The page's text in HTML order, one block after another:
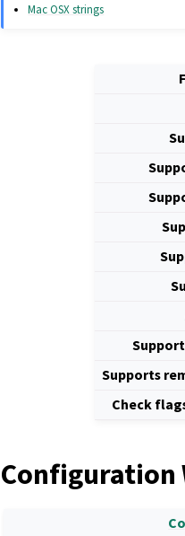
Mac OSX strings
Supports
Check
Configuration